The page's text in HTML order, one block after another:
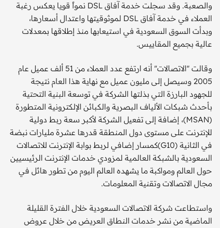
والصعبة. وقد سجلت خدمة آفاق DSL نمواً قويا يعكس رغبة
العملاء في خدمة آفاق DSL لموثوقيتها واعتدال أسعارها،
وبدأت السوق السعودية في استيعابها منذ إطلاقها بمعدلات
عالية بجميع المقاييس.
وقالت "الاتصالات" أنه ارتفع عدد العملاء من 51 ألف عميل عام
2005 وسيصل إلى مليون عميل مع نهاية هذا العام نتيجة
للجهود البارزة التي بذلتها الشركة في توسعة البنية التحتية
بأحدث شبكات الألياف البصرية والكبائن الإلكترونية المتطورة
(MSAN)، إضافة إلى تفعيل الشركة لأكبر سعة ربط دولية
للإنترنت على مستوى دول المنطقة قدرها عشرة مليارات نبضة
في الثانية (G10)كمسار إضافي لربط بوابة الإنترنت للاتصالات
السعودية بالشبكة العالمية لمزودي خدمات الإنترنت الرئيسيين
حول العالم ومواكبة ما يشهده العالم اليوم من تطور هائل في
مجال الاتصالات وتقنية المعلومات.
واستطاعت شركة الاتصالات السعودية خلال الفترة القليلة
الماضية من نشر خدمات النطاق العريض من خلال عروض